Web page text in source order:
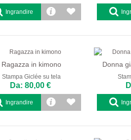
Ingrandire
Ragazza in kimono
Stampa Giclée su tela
Da: 80,00 €
Ingrandire
Donna